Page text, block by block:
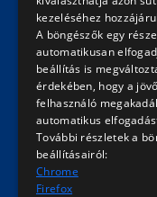
Árverési
Levelezési
Székhely:
Központ
mellék
kezeléséhez
A böngészők egy
automatikusan
beállítás is
érdekében, hogy a
felhasználó
automatikus
További részletek a
beállításairól:
Chrome
Firefox